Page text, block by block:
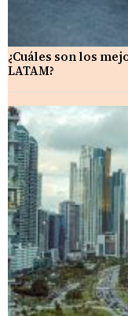
¿Cuáles son los
LATAM?